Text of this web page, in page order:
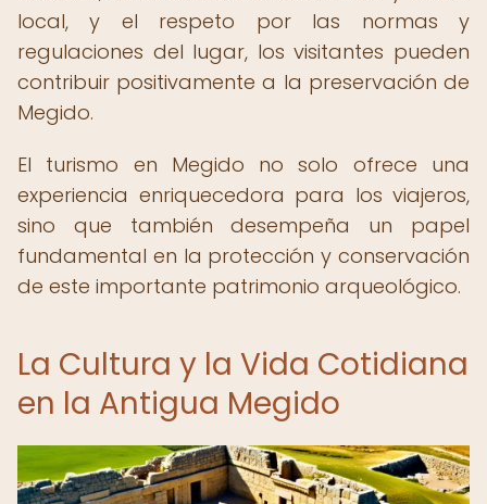
local, y el respeto por las normas y
regulaciones del lugar, los visitantes pueden
contribuir positivamente a la preservación de
Megido.
El turismo en Megido no solo ofrece una
experiencia enriquecedora para los viajeros,
sino que también desempeña un papel
fundamental en la protección y conservación
de este importante patrimonio arqueológico.
La Cultura y la Vida Cotidiana
en la Antigua Megido